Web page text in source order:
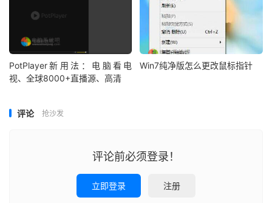
PotPlayer新用法：电脑看电
视、全球8000+直播源、高清
Win7纯净版怎么更改鼠标指针
评论 抢沙发
评论前必须登录！
立即登录 注册